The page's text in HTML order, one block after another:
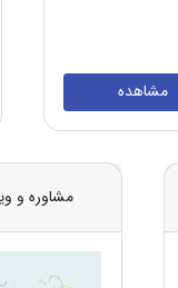
مشاهده
مشاوره و